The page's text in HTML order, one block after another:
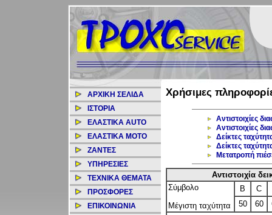
ΑΡΧΙΚΗ ΣΕΛΙΔΑ
ΙΣΤΟΡΙΑ
ΕΛΑΣΤΙΚΑ AUTO
ΕΛΑΣΤΙΚΑ ΜΟΤΟ
ΖΑΝΤΕΣ
ΥΠΗΡΕΣΙΕΣ
ΤΕΧΝΙΚΑ ΘΕΜΑΤΑ
ΠΡΟΣΦΟΡΕΣ
ΕΠΙΚΟΙΝΩΝΙΑ
Χρήσιμες
Αντιστοιχίες
Αντιστοιχίες
Δείκτες
Δείκτες
Μετατροπή
Αντιστοιχία
Σύμβολο
Μέγιστη ταχύτητα
B
C
50
60